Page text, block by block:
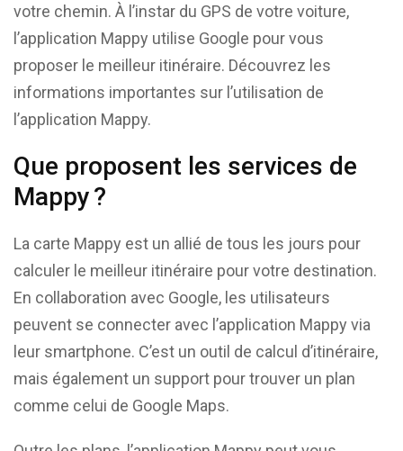
votre chemin. À l’instar du GPS de votre voiture,
l’application Mappy utilise Google pour vous
proposer le meilleur itinéraire. Découvrez les
informations importantes sur l’utilisation de
l’application Mappy.
Que proposent les services de
Mappy ?
La carte Mappy est un allié de tous les jours pour
calculer le meilleur itinéraire pour votre destination.
En collaboration avec Google, les utilisateurs
peuvent se connecter avec l’application Mappy via
leur smartphone. C’est un outil de calcul d’itinéraire,
mais également un support pour trouver un plan
comme celui de Google Maps.